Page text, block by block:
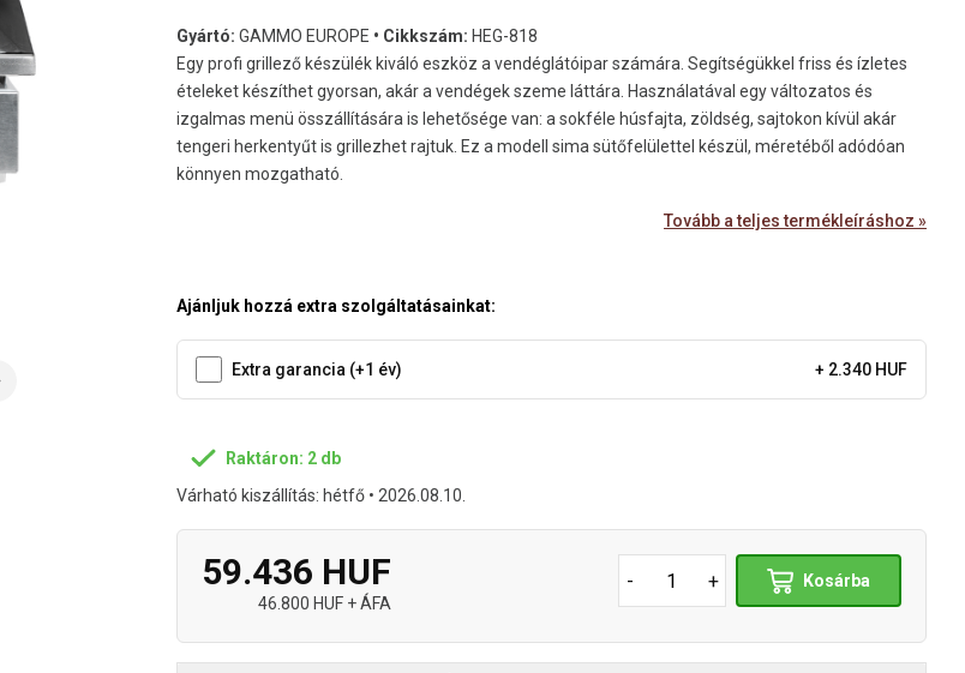
Gyártó: GAMMO EUROPE • Cikkszám: HEG-818
Egy profi grillező készülék kiváló eszköz a vendéglátóipar számára. Segítségükkel friss és ízletes
ételeket készíthet gyorsan, akár a vendégek szeme láttára. Használatával egy változatos és
izgalmas menü összállítására is lehetősége van: a sokféle húsfajta, zöldség, sajtokon kívül akár
tengeri herkentyűt is grillezhet rajtuk. Ez a modell sima sütőfelülettel készül, méretéből adódóan
könnyen mozgatható.
Tovább a teljes termékleíráshoz »
Ajánljuk hozzá extra szolgáltatásainkat:
Extra garancia (+1 év) + 2.340 HUF
Raktáron: 2 db
Várható kiszállítás: hétfő • 2026.08.10.
59.436 HUF
46.800 HUF + ÁFA
- + Kosárba